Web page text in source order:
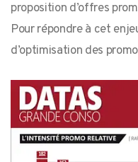
proposition d’offres
Pour répondre à cet
d’optimisation des